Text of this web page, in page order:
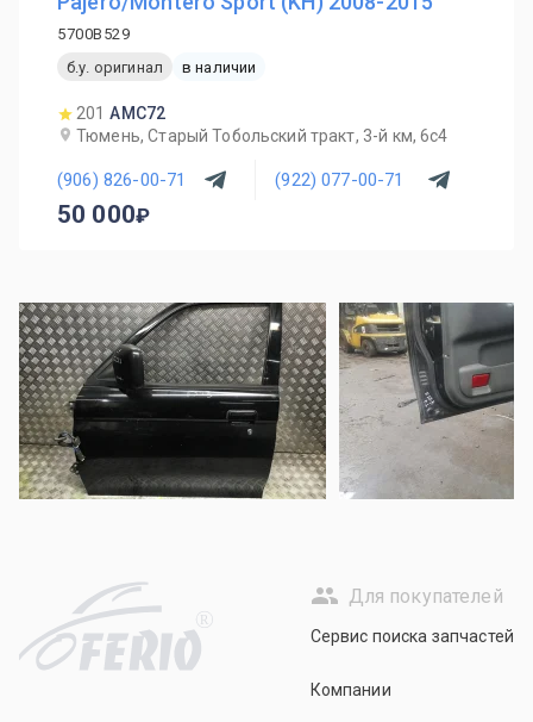
5700B529
б.у. оригинал
в наличии
201 AMC72
Тюмень, Старый Тобольский тракт, 3-й км, 6с4
(906) 826-00-71 (922) 077-00-71
50 000
R
Для покупателей
Сервис поиска запчастей
Компании